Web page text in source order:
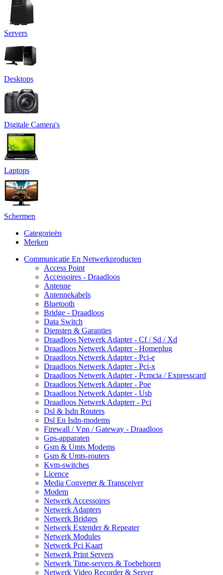
Servers
Desktops
Digitale Camera's
Laptops
Schermen
Categorieën
Merken
Communicatie En Netwerkproducten
Access Point
Accessoires - Draadloos
Antenne
Antennekabels
Bluetooth
Bridge - Draadloos
Data Switch
Diensten & Garanties
Draadloos Netwerk Adapter - Cf / Sd / Xd
Draadloos Netwerk Adapter - Homeplug
Draadloos Netwerk Adapter - Pci-e
Draadloos Netwerk Adapter - Pci-x
Draadloos Netwerk Adapter - Pcmcia / Expresscard
Draadloos Netwerk Adapter - Poe
Draadloos Netwerk Adapter - Usb
Draadloos Netwerk Adapterr - Pci
Dsl & Isdn Routers
Dsl En Isdn-modems
Firewall / Vpn / Gateway - Draadloos
Gps-apparaten
Gsm & Umts Modems
Gsm & Umts-routers
Kvm-switches
Licence
Media Converter & Transceiver
Modem
Netwerk Accessoires
Netwerk Adapters
Netwerk Bridges
Netwerk Extender & Repeater
Netwerk Modules
Netwerk Pci Kaart
Netwerk Print Servers
Netwerk Time-servers & Toebehoren
Netwerk Video Recorder & Server